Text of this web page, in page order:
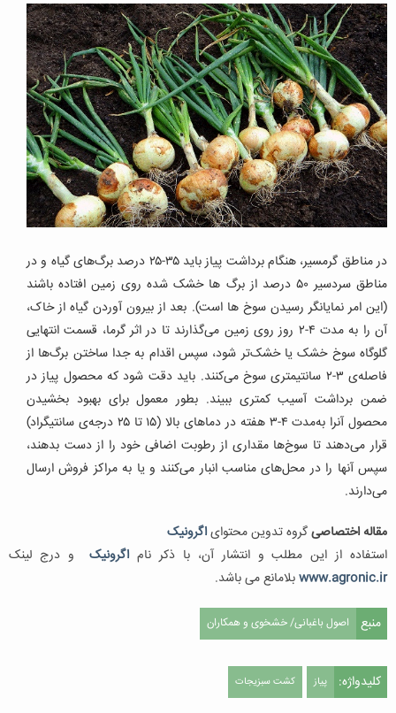
در مناطق گرمسیر، هنگام برداشت پیاز باید ۳۵-۲۵ درصد برگ‌های گیاه و در
مناطق سردسیر ۵۰ درصد از برگ ها خشک شده روی زمین افتاده باشند
(این امر نمایانگر رسیدن سوخ ها است). بعد از بیرون آوردن گیاه از خاک،
آن را به مدت ۴-۲ روز روی زمین می‌گذارند تا در اثر گرما، قسمت انتهایی
گلوگاه سوخ خشک یا خشک‌تر شود، سپس اقدام به جدا ساختن برگ‌ها از
فاصله‌ی ۳-۲ سانتیمتری سوخ می‌کنند. باید دقت شود که محصول پیاز در
ضمن برداشت آسیب کمتری ببیند. بطور معمول برای بهبود بخشیدن
محصول آنرا به‌مدت ۴-۳ هفته در دماهای بالا (۱۵ تا ۲۵ درجه‌ی سانتیگراد)
قرار می‌دهند تا سوخ‌ها مقداری از رطوبت اضافی خود را از دست بدهند،
سپس آنها را در محل‌های مناسب انبار می‌کنند و یا به مراکز فروش ارسال
می‌دارند.
مقاله اختصاصیگروه تدوین محتوایاگرونیک
استفاده از این مطلب و انتشار آن، با ذکر نام اگرونیک
و درج لینک
www.agronic.irبلامانع می باشد.
منبع اصول باغبانی/ خشخوی و همکاران
کلیدواژه: پیاز کشت سبزیجات